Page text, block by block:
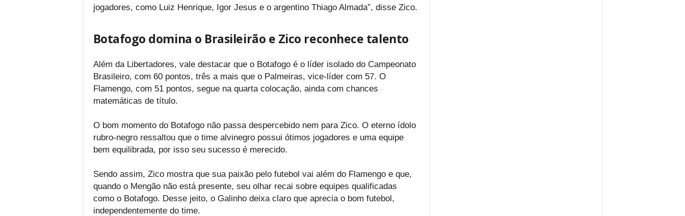
jogadores, como Luiz Henrique, Igor Jesus e o argentino Thiago Almada”, disse Zico.
Botafogo domina o Brasileirão e Zico reconhece talento
Além da Libertadores, vale destacar que o Botafogo é o líder isolado do Campeonato
Brasileiro, com 60 pontos, três a mais que o Palmeiras, vice-líder com 57. O
Flamengo, com 51 pontos, segue na quarta colocação, ainda com chances
matemáticas de título.
O bom momento do Botafogo não passa despercebido nem para Zico. O eterno ídolo
rubro-negro ressaltou que o time alvinegro possui ótimos jogadores e uma equipe
bem equilibrada, por isso seu sucesso é merecido.
Sendo assim, Zico mostra que sua paixão pelo futebol vai além do Flamengo e que,
quando o Mengão não está presente, seu olhar recai sobre equipes qualificadas
como o Botafogo. Desse jeito, o Galinho deixa claro que aprecia o bom futebol,
independentemente do time.